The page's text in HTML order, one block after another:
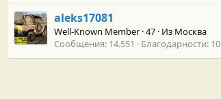
aleks17081
Well-Known Member ·47 · Из Москва
Сообщения 14.551 Благодарности